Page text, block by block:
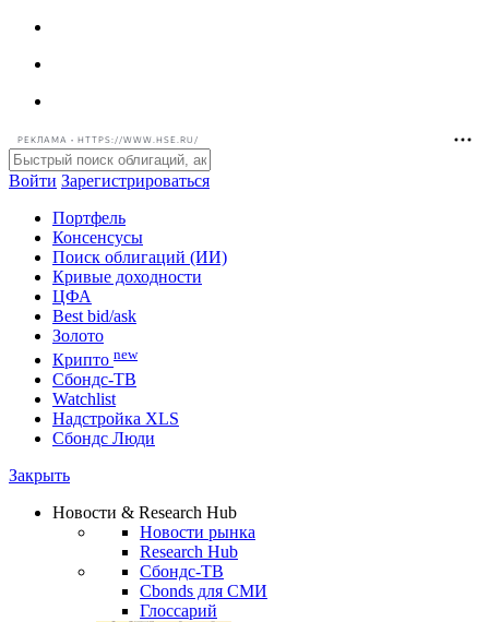
РЕКЛАМА • HTTPS://WWW.HSE.RU/
Войти Зарегистрироваться
Портфель
Консенсусы
Поиск облигаций (ИИ)
Кривые доходности
ЦФА
Best bid/ask
Золото
Крипто new
Сбондс-ТВ
Watchlist
Надстройка XLS
Сбондс Люди
Закрыть
Новости & Research Hub
Новости рынка
Research Hub
Сбондс-ТВ
Cbonds для СМИ
Глоссарий